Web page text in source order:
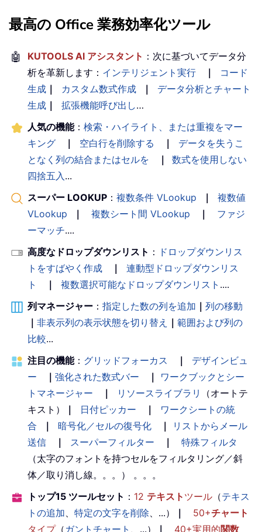
最高の Office 業務効率化ツール
🤖 KUTOOLS AI アシスタント ：次に基づいてデータ分
析を革新します： インテリジェント実行 ｜
コード
生成 ｜ カスタム数式作成 ｜
データ分析とチャート
生成 ｜ 拡張機能呼び出し…
人気の機能： 検索・ハイライト、または重複をマー
キング
｜ 空白行を削除する ｜
データを失うこ
となく列の結合またはセルを
｜
数式を使用しない
四捨五入 ...
スーパー LOOKUP ： 複数条件 VLookup ｜
複数値
VLookup
｜ 複数シート間 VLookup ｜
ファジ
ーマッチ....
高度なドロップダウンリスト ： ドロップダウンリス
トをすばやく作成
｜
連動型ドロップダウンリス
ト
｜ 複数選択可能なドロップダウンリスト ....
列マネージャー ： 指定した数の列を追加 ｜ 列の移動
｜ 非表示列の表示状態を切り替え ｜ 範囲および列の
比較...
注目の機能： グリッドフォーカス ｜
デザインビュ
ー
｜ 強化された数式バー ｜
ワークブックとシー
トマネージャー
｜ リソースライブラリ
（オートテ
キスト）
｜ 日付ピッカー ｜
ワークシートの統
合
｜ 暗号化／セルの復号化 ｜
リストからメール
送信
｜ スーパーフィルター ｜
特殊フィルタ
（太字のフォントを持つセルをフィルタリング／斜
体／取り消し線。。。） 。。。
トップ15 ツールセット ： 12 テキスト ツール （テキス
トの追加
特定の文字を削除 、...） ｜ 50+チャート
タイプ（ ガントチャート 、...） ｜ 40+実用的関数